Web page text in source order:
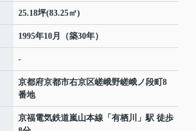
25.18坪(83.25㎡)
1995年10月（築30年）
-
京都府京都市右京区嵯峨野嵯峨ノ段町 8
番地
京福電気鉄道嵐山本線 「 有栖川
」駅 徒歩